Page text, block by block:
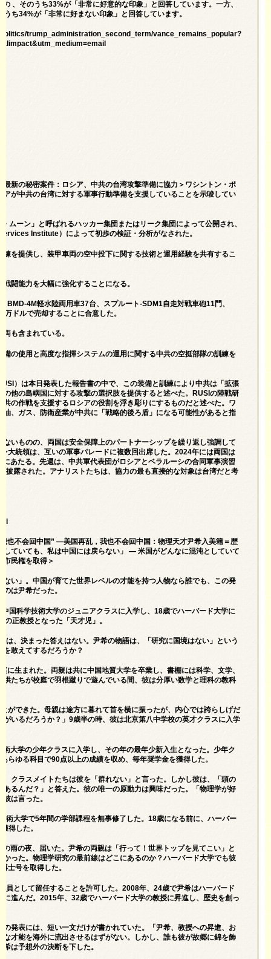
、そのうち33%が「非常に好意的な印象」と回答しています。一方、
ち34%が「非常に好まない印象」と回答しています。
trump_administration_second_term/vance_remains_popular?
新の秘密案件：ロシア、中共の台湾攻撃準備に協力＞ワシントン・ポ
が中共の台湾に対する軍事行動準備を支援していることを示唆してい
ムーン」と呼ばれるハッカー集団またはリーク集団によって公開され、
Institute）によって初歩の検証・分析がなされた。
を提供し、装甲車両の空中投下に関する技術と運用経験を共有するこ
闘能力を大幅に強化することになる。
BMD-4M軽水陸両用車37台、スプルート-SDM1自走対戦車砲11門、
ドルで売却することに合意した。
も含まれている。
の使用と高度な指揮システムの運用に関する中共の空挺部隊の訓練を
）は本日発表した報告書の中で、この装備と訓練により中共は「拡張
他の島嶼国に対する攻撃の選択肢を提供すると述べた。RUSIの陸戦研
の作戦を支援するロシアの役割を浮き彫りにするものだと述べた。ワ
、ガス、防衛産業が中共に「戦略的後ろ盾」になる可能性があると指
いものの、両国は安全保障上のパートナーシップを繰り返し強調して
大統領は、互いの軍事パレードに複数回出席した。2024年には両国は
あたる。先週は、中共軍代表団がロシアとベラルーシの合同軍事演習
披露された。アナリストたちは、協力の最も直接的な対象は台湾だと考
也不会回中国” —美国再乱，我也不会回中国：物理天才尹希入美籍＝歴
ていても、私は中国には戻らない」 — 米国がどんなに混沌としていて
市民権を取得＞
い」。中国が育てた世界レベルの才能を持つ人物なら誰でも、この発
は尹希だった。
国科学技術大学のジュニアクラスに入学し、18歳でハーバード大学に
正教授となった「天才児」。
は、決まった答えはない。尹希の物語は、「研究に国境はない」という
を敢えてするだろうか？
生まれた。両親は共に中国地質大学を卒業し、書棚には科学、文学、
たちが校庭で羽根蹴りで遊んでいる間、彼は分厚い数学と理科の教科
ができた。母親は途方に暮れて首を横に振ったが、内心では誇らしげだ
いるだろうか？」9歳半の時、彼は北京第八中学校の英才クラスに入学
大学の少年クラスに入学し、その年の最年少新入生となった。少年ク
らゆる科目で90点以上の成績を収め、毎年奨学金を獲得した。
クラスメイトたちは彼を「群れない」と言った。しかし彼は、「頭の
るんだ？」と答えた。彼の唯一の原動力は興味だった。「物理学が好
は言った。
術大学で5年間の学部課程を無事修了した。18歳になる前に、ハーバー
得した。
雨の夜、届いた。尹希の両親は「行って！世界トップを見てこい」と
った。物理学研究の最前線はどこにあるのか？ハーバード大学でも彼
士号を取得した。
員として留任することを許可した。2008年、24歳で尹希はハーバード
進んだ。2015年、32歳でハーバード大学の教授に昇進し、歴史を創っ
発表には、短い一文だけが書かれ​​ていた。「尹希、教授への昇進、お
才能を海外に流出させるはずがない。しかし、誰も彼が故郷に錦を飾
は予想外の決断を下した。